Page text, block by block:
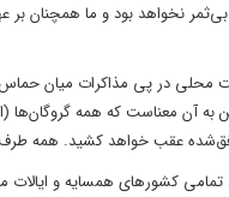
نخواهد بود و ما همچنان
محلی در پی مذاکرات میان
آن معناست که همه گروگان‌ها
عقب خواهد کشید. همه طرف‌ها
کشورهای همسایه و